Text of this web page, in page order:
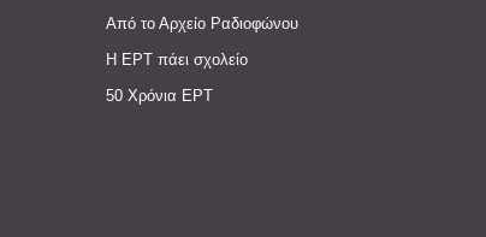
Από το Αρχείο Ραδιοφώνου
Η ΕΡΤ πάει σχολείο
50 Χρόνια ΕΡΤ